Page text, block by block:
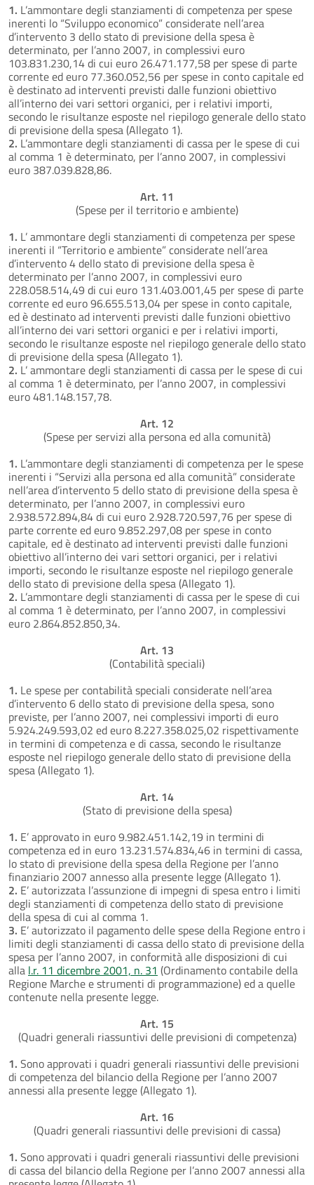
1. L’ammontare degli stanziamenti di competenza per spese
inerenti lo “Sviluppo economico” considerate nell’area
d’intervento 3 dello stato di previsione della spesa è
determinato, per l’anno 2007, in complessivi euro
103.831.230,14 di cui euro 26.471.177,58 per spese di parte
corrente ed euro 77.360.052,56 per spese in conto capitale ed
è destinato ad interventi previsti dalle funzioni obiettivo
all’interno dei vari settori organici, per i relativi importi,
secondo le risultanze esposte nel riepilogo generale dello stato
di previsione della spesa (Allegato 1).
2. L’ammontare degli stanziamenti di cassa per le spese di cui
al comma 1 è determinato, per l’anno 2007, in complessivi
euro 387.039.828,86.
Art. 11
(Spese per il territorio e ambiente)
1. L’ ammontare degli stanziamenti di competenza per spese
inerenti il “Territorio e ambiente” considerate nell’area
d’intervento 4 dello stato di previsione della spesa è
determinato per l’anno 2007, in complessivi euro
228.058.514,49 di cui euro 131.403.001,45 per spese di parte
corrente ed euro 96.655.513,04 per spese in conto capitale,
ed è destinato ad interventi previsti dalle funzioni obiettivo
all’interno dei vari settori organici e per i relativi importi,
secondo le risultanze esposte nel riepilogo generale dello stato
di previsione della spesa (Allegato 1).
2. L’ ammontare degli stanziamenti di cassa per le spese di cui
al comma 1 è determinato, per l’anno 2007, in complessivi
euro 481.148.157,78.
Art. 12
(Spese per servizi alla persona ed alla comunità)
1. L’ammontare degli stanziamenti di competenza per le spese
inerenti i “Servizi alla persona ed alla comunità” considerate
nell’area d’intervento 5 dello stato di previsione della spesa è
determinato, per l’anno 2007, in complessivi euro
2.938.572.894,84 di cui euro 2.928.720.597,76 per spese di
parte corrente ed euro 9.852.297,08 per spese in conto
capitale, ed è destinato ad interventi previsti dalle funzioni
obiettivo all’interno dei vari settori organici, per i relativi
importi, secondo le risultanze esposte nel riepilogo generale
dello stato di previsione della spesa (Allegato 1).
2. L’ammontare degli stanziamenti di cassa per le spese di cui
al comma 1 è determinato, per l’anno 2007, in complessivi
euro 2.864.852.850,34.
Art. 13
(Contabilità speciali)
1. Le spese per contabilità speciali considerate nell’area
d’intervento 6 dello stato di previsione della spesa, sono
previste, per l’anno 2007, nei complessivi importi di euro
5.924.249.593,02 ed euro 8.227.358.025,02 rispettivamente
in termini di competenza e di cassa, secondo le risultanze
esposte nel riepilogo generale dello stato di previsione della
spesa (Allegato 1).
Art. 14
(Stato di previsione della spesa)
1. E’ approvato in euro 9.982.451.142,19 in termini di
competenza ed in euro 13.231.574.834,46 in termini di cassa,
lo stato di previsione della spesa della Regione per l’anno
finanziario 2007 annesso alla presente legge (Allegato 1).
2. E’ autorizzata l’assunzione di impegni di spesa entro i limiti
degli stanziamenti di competenza dello stato di previsione
della spesa di cui al comma 1.
3. E’ autorizzato il pagamento delle spese della Regione entro i
limiti degli stanziamenti di cassa dello stato di previsione della
spesa per l’anno 2007, in conformità alle disposizioni di cui
alla l.r. 11 dicembre 2001, n. 31 (Ordinamento contabile della
Regione Marche e strumenti di programmazione) ed a quelle
contenute nella presente legge.
Art. 15
(Quadri generali riassuntivi delle previsioni di competenza)
1. Sono approvati i quadri generali riassuntivi delle previsioni
di competenza del bilancio della Regione per l’anno 2007
annessi alla presente legge (Allegato 1).
Art. 16
(Quadri generali riassuntivi delle previsioni di cassa)
1. Sono approvati i quadri generali riassuntivi delle previsioni
di cassa del bilancio della Regione per l’anno 2007 annessi alla